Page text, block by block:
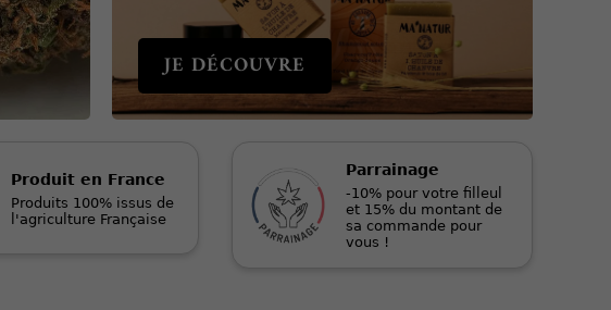
JE DÉCOUVRE
Produit en France
Produits 100% issus de
l'agriculture Française
Parrainage
-10% pour votre filleul
et 15% du montant de
sa commande pour
vous !